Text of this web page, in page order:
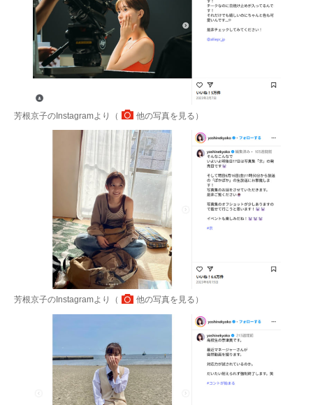
芳根京子のInstagramより（ 他の写真を見る ）
芳根京子のInstagramより（ 他の写真を見る ）